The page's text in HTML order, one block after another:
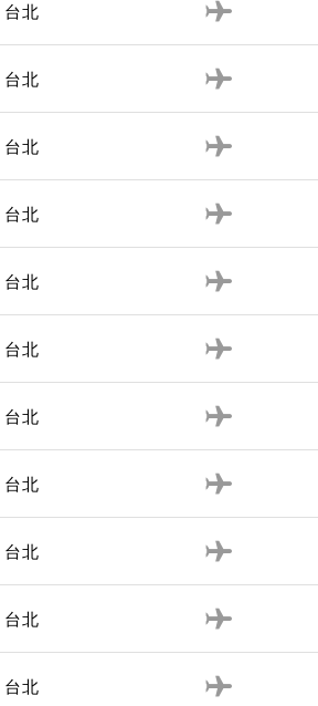
台北
台北
台北
台北
台北
台北
台北
台北
台北
台北
台北